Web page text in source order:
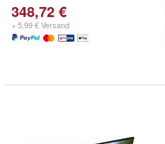
348,72 €
+ 5,99 € Versand